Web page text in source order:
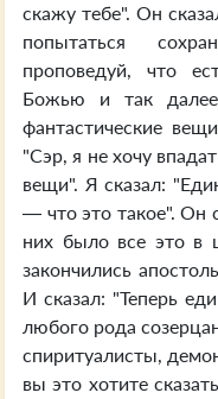
скажу тебе". Он
попытаться
проповедуй, что
Божью и так
фантастические
"Сэр, я не хочу
вещи". Я сказал:
— что это такое". Он
них было все это в
закончились
И сказал: "Теперь
любого рода
спиритуалисты,
вы это хотите